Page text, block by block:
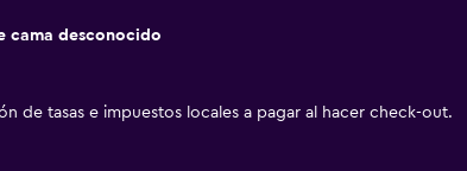
cama desconocido
de tasas e impuestos locales a pagar al hacer check-out.